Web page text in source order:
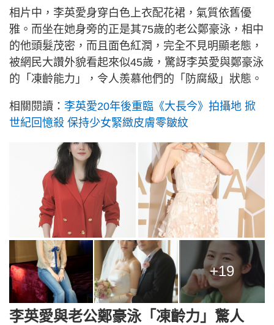
相片中，李英愛身穿白色上衣配花裙，氣質依舊優
雅。而坐在她身旁的正是其75歲的老公鄭豪泳，相中
的他頭髮茂密，而且面色紅潤，完全不見明顯老態，
被網民大讚外貌看起來似45歲，驚訝李英愛與鄭豪泳
的「凍齡能力」，令人羨慕他們的「防腐級」狀態。
相關閱讀： 李英愛20年後重臨《大長今》拍攝地 掀
世紀回憶殺 保持少女緊緻皮膚零皺紋
+19
李英愛與老公鄭豪泳「凍齡力」驚人